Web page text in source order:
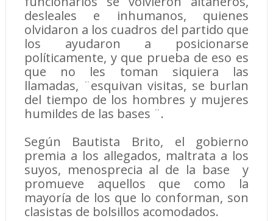
desleales e inhumanos, quienes
olvidaron a los cuadros del partido que
los ayudaron a posicionarse
políticamente, y que prueba de eso es
que no les toman siquiera las
llamadas, ¨esquivan visitas, se burlan
del tiempo de los hombres y mujeres
humildes de las bases ¨.
Según Bautista Brito, el gobierno
premia a los allegados, maltrata a los
suyos, menosprecia al de la base y
promueve aquellos que como la
mayoría de los que lo conforman, son
clasistas de bolsillos acomodados.